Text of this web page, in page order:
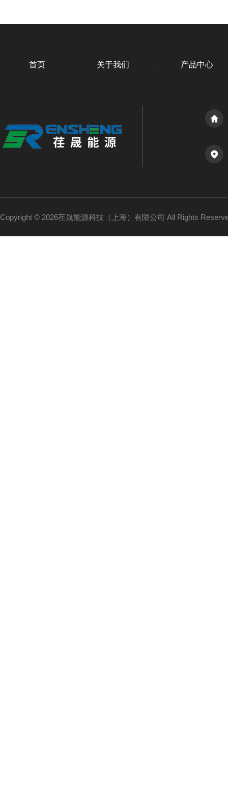
首页 关于我们 产品中心
Copyright © 2026荏晟能源科技（上海）有限公司 All Rights